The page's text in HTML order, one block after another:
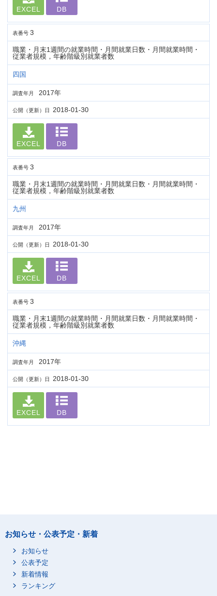
EXCEL DB
表番号 3
職業・月末1週間の就業時間・月間就業日数・月間就業時間・
従業者規模，年齢階級別就業者数
四国
調査年月 2017年
公開（更新）日 2018-01-30
EXCEL DB
表番号 3
職業・月末1週間の就業時間・月間就業日数・月間就業時間・
従業者規模，年齢階級別就業者数
九州
調査年月 2017年
公開（更新）日 2018-01-30
EXCEL DB
表番号 3
職業・月末1週間の就業時間・月間就業日数・月間就業時間・
従業者規模，年齢階級別就業者数
沖縄
調査年月 2017年
公開（更新）日 2018-01-30
EXCEL DB
お知らせ・公表予定・新着
お知らせ
公表予定
新着情報
ランキング